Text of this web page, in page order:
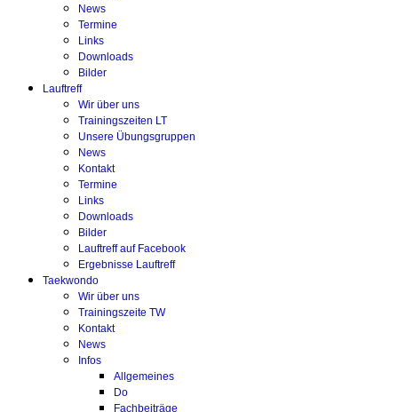
News
Termine
Links
Downloads
Bilder
Lauftreff
Wir über uns
Trainingszeiten LT
Unsere Übungsgruppen
News
Kontakt
Termine
Links
Downloads
Bilder
Lauftreff auf Facebook
Ergebnisse Lauftreff
Taekwondo
Wir über uns
Trainingszeite TW
Kontakt
News
Infos
Allgemeines
Do
Fachbeiträge